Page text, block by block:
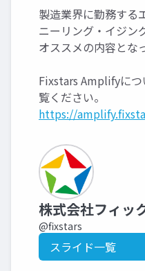
製造業界に勤務する
ニーリング・イジン
オススメの内容とな
Fixstars Amplifyに
覧ください。
https://
株式会社フィッ
@fixstars
スライド一覧